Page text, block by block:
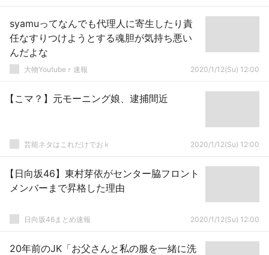
syamuってなんでも代理人に寄生したり責
任なすりつけようとする魂胆が気持ち悪い
んだよな
大物Youtubeｒ速報 2020/1/12(Su) 12:00
【こマ？】元モーニング娘、逮捕間近
芸能ネタはこれだけでおｋ 2020/1/12(Su) 12:00
【日向坂46】東村芽依がセンター脇フロント
メンバーまで昇格した理由
日向坂46まとめ速報 2020/1/12(Su) 12:00
20年前のJK「お父さんと私の服を一緒に洗